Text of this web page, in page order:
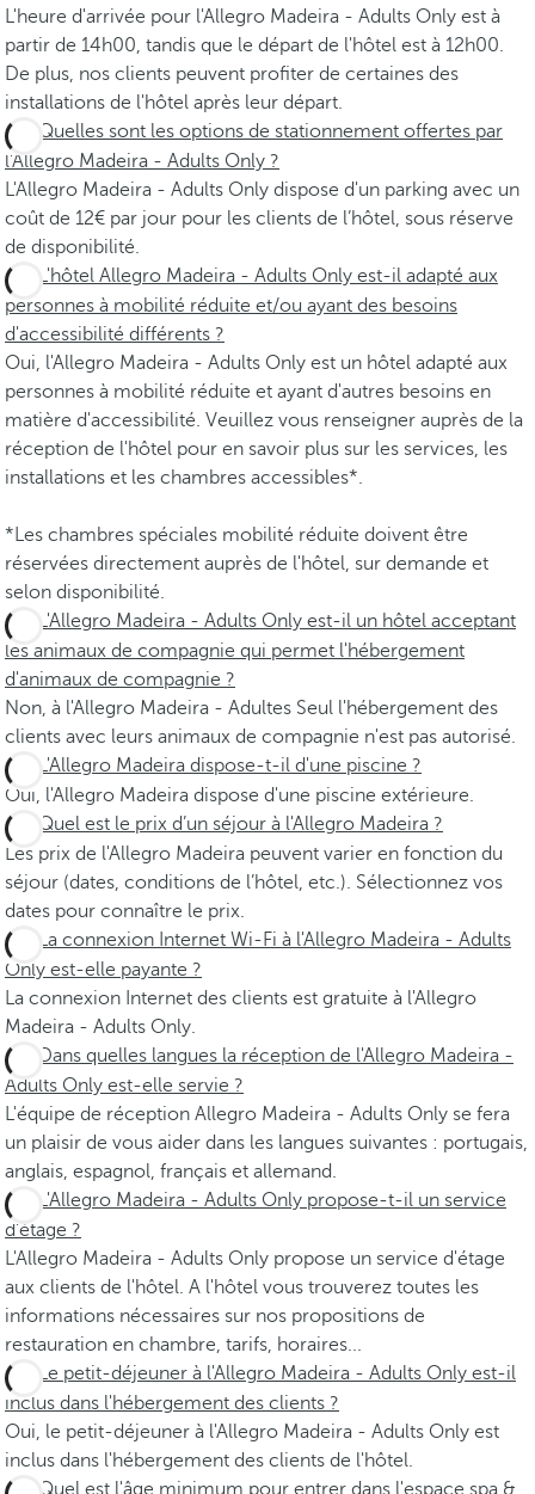
L'heure d'arrivée pour l'Allegro Madeira - Adults Only est à
partir de 14h00, tandis que le départ de l'hôtel est à 12h00.
De plus, nos clients peuvent profiter de certaines des
installations de l'hôtel après leur départ.
Quelles sont les options de stationnement offertes par
l'Allegro Madeira - Adults Only ?
L'Allegro Madeira - Adults Only dispose d'un parking avec un
coût de 12€ par jour pour les clients de l’hôtel, sous réserve
de disponibilité.
L'hôtel Allegro Madeira - Adults Only est-il adapté aux
personnes à mobilité réduite et/ou ayant des besoins
d'accessibilité différents ?
Oui, l'Allegro Madeira - Adults Only est un hôtel adapté aux
personnes à mobilité réduite et ayant d'autres besoins en
matière d'accessibilité. Veuillez vous renseigner auprès de la
réception de l'hôtel pour en savoir plus sur les services, les
installations et les chambres accessibles*.
*Les chambres spéciales mobilité réduite doivent être
réservées directement auprès de l'hôtel, sur demande et
selon disponibilité.
L'Allegro Madeira - Adults Only est-il un hôtel acceptant
les animaux de compagnie qui permet l'hébergement
d'animaux de compagnie ?
Non, à l'Allegro Madeira - Adultes Seul l'hébergement des
clients avec leurs animaux de compagnie n'est pas autorisé.
L'Allegro Madeira dispose-t-il d'une piscine ?
Oui, l'Allegro Madeira dispose d'une piscine extérieure.
Quel est le prix d’un séjour à l'Allegro Madeira ?
Les prix de l'Allegro Madeira peuvent varier en fonction du
séjour (dates, conditions de l’hôtel, etc.). Sélectionnez vos
dates pour connaître le prix.
La connexion Internet Wi-Fi à l'Allegro Madeira - Adults
Only est-elle payante ?
La connexion Internet des clients est gratuite à l'Allegro
Madeira - Adults Only.
Dans quelles langues la réception de l'Allegro Madeira -
Adults Only est-elle servie ?
L'équipe de réception Allegro Madeira - Adults Only se fera
un plaisir de vous aider dans les langues suivantes : portugais,
anglais, espagnol, français et allemand.
L'Allegro Madeira - Adults Only propose-t-il un service
d'étage ?
L'Allegro Madeira - Adults Only propose un service d'étage
aux clients de l'hôtel. A l'hôtel vous trouverez toutes les
informations nécessaires sur nos propositions de
restauration en chambre, tarifs, horaires...
Le petit-déjeuner à l'Allegro Madeira - Adults Only est-il
inclus dans l'hébergement des clients ?
Oui, le petit-déjeuner à l'Allegro Madeira - Adults Only est
inclus dans l'hébergement des clients de l'hôtel.
Quel est l'âge minimum pour entrer dans l'espace spa &